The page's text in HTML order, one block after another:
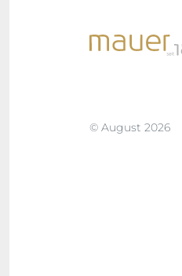
© August 2026